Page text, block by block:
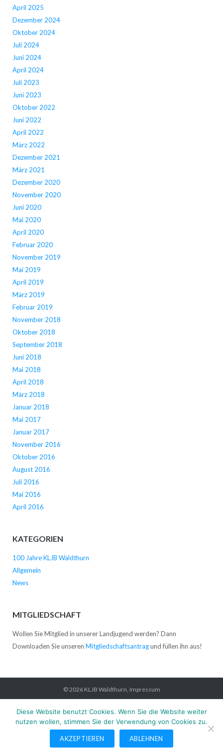
April 2025
Dezember 2024
Oktober 2024
Juli 2024
Juni 2024
April 2024
Juli 2023
Juni 2023
Oktober 2022
Juni 2022
April 2022
März 2022
Dezember 2021
März 2021
Dezember 2020
November 2020
Juni 2020
Mai 2020
April 2020
Februar 2020
November 2019
Mai 2019
April 2019
März 2019
Februar 2019
November 2018
Oktober 2018
September 2018
Juni 2018
Mai 2018
April 2018
März 2018
Januar 2018
Mai 2017
Januar 2017
November 2016
Oktober 2016
August 2016
Juli 2016
Mai 2016
April 2016
KATEGORIEN
100 Jahre KLJB Waldthurn
Allgemein
News
MITGLIEDSCHAFT
Wollen Sie Mitglied in unserer Landjugend werden? Dann
Downloaden Sie unseren Mitgliedschaftsantragund füllen ihn aus!
© 2026 KLJB Waldthurn, Impressum
Startseite News Verein Kontakt Impressum Datenschutz
Diese Website benutzt Cookies. Wenn Sie die Website weiter
nutzen wollen, stimmen Sie der Verwendung von Cookies zu.
AKZEPTIEREN ABLEHNEN